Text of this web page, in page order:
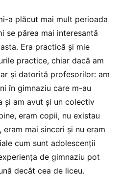
a plăcut mai mult perioada
se părea mai interesantă
Era practică și mie
practice, chiar dacă am
și datorită profesorilor: am
în gimnaziu care m-au
și am avut și un colectiv
eram copii, nu existau
mai sinceri și nu eram
cum sunt adolescenții
de gimnaziu pot
decât cea de liceu.